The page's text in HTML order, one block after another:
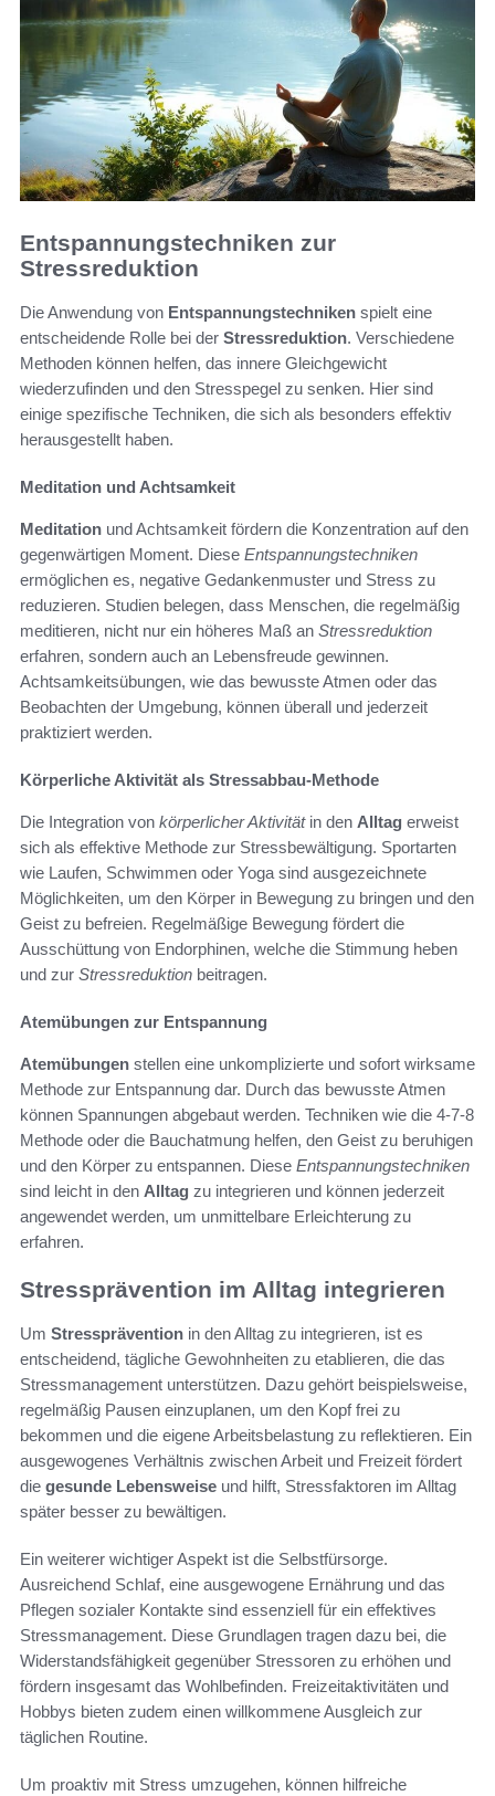
Entspannungstechniken zur
Stressreduktion
Die Anwendung von Entspannungstechniken spielt eine
entscheidende Rolle bei der Stressreduktion. Verschiedene
Methoden können helfen, das innere Gleichgewicht
wiederzufinden und den Stresspegel zu senken. Hier sind
einige spezifische Techniken, die sich als besonders effektiv
herausgestellt haben.
Meditation und Achtsamkeit
Meditation und Achtsamkeit fördern die Konzentration auf den
gegenwärtigen Moment. Diese Entspannungstechniken
ermöglichen es, negative Gedankenmuster und Stress zu
reduzieren. Studien belegen, dass Menschen, die regelmäßig
meditieren, nicht nur ein höheres Maß an Stressreduktion
erfahren, sondern auch an Lebensfreude gewinnen.
Achtsamkeitsübungen, wie das bewusste Atmen oder das
Beobachten der Umgebung, können überall und jederzeit
praktiziert werden.
Körperliche Aktivität als Stressabbau-Methode
Die Integration von körperlicher Aktivitätin den Alltag erweist
sich als effektive Methode zur Stressbewältigung. Sportarten
wie Laufen, Schwimmen oder Yoga sind ausgezeichnete
Möglichkeiten, um den Körper in Bewegung zu bringen und den
Geist zu befreien. Regelmäßige Bewegung fördert die
Ausschüttung von Endorphinen, welche die Stimmung heben
und zur Stressreduktion beitragen.
Atemübungen zur Entspannung
Atemübungen stellen eine unkomplizierte und sofort wirksame
Methode zur Entspannung dar. Durch das bewusste Atmen
können Spannungen abgebaut werden. Techniken wie die 4-7-8
Methode oder die Bauchatmung helfen, den Geist zu beruhigen
und den Körper zu entspannen. Diese Entspannungstechniken
sind leicht in den Alltag zu integrieren und können jederzeit
angewendet werden, um unmittelbare Erleichterung zu
erfahren.
Stressprävention im Alltag integrieren
Um Stressprävention in den Alltag zu integrieren, ist es
entscheidend, tägliche Gewohnheiten zu etablieren, die das
Stressmanagement unterstützen. Dazu gehört beispielsweise,
regelmäßig Pausen einzuplanen, um den Kopf frei zu
bekommen und die eigene Arbeitsbelastung zu reflektieren. Ein
ausgewogenes Verhältnis zwischen Arbeit und Freizeit fördert
die gesunde Lebensweise und hilft, Stressfaktoren im Alltag
später besser zu bewältigen.
Ein weiterer wichtiger Aspekt ist die Selbstfürsorge.
Ausreichend Schlaf, eine ausgewogene Ernährung und das
Pflegen sozialer Kontakte sind essenziell für ein effektives
Stressmanagement. Diese Grundlagen tragen dazu bei, die
Widerstandsfähigkeit gegenüber Stressoren zu erhöhen und
fördern insgesamt das Wohlbefinden. Freizeitaktivitäten und
Hobbys bieten zudem einen willkommene Ausgleich zur
täglichen Routine.
Um proaktiv mit Stress umzugehen, können hilfreiche